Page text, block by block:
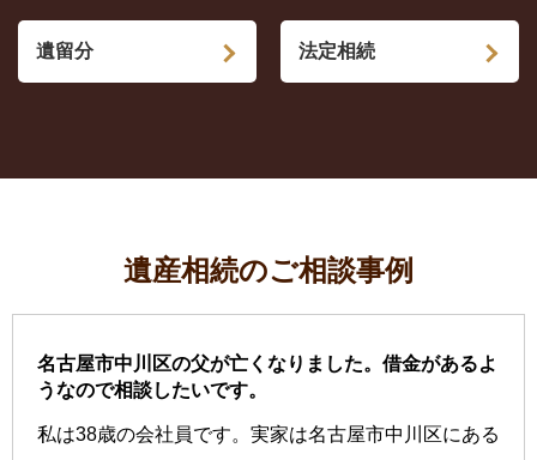
遺留分 法定相続
遺産相続のご相談事例
名古屋市中川区の父が亡くなりました。借金があるよ
うなので相談したいです。
私は38歳の会社員です。実家は名古屋市中川区にある